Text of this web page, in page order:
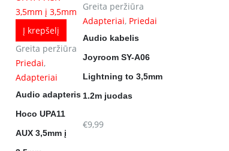
Į krepšelį
Greita peržiūra
Priedai,
Adapteriai
Audio adapteris
Hoco UPA11
AUX 3,5mm į
Greita peržiūra
Adapteriai, Priedai
Audio kabelis
Joyroom SY-A06
Lightning to 3,5mm
1.2m juodas
€9,99